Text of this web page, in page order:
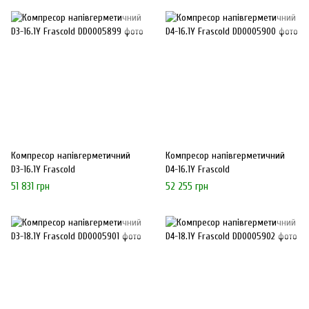
Компресор напівгерметичний
D3-16.1Y Frascold
51 831 грн
Компресор напівгерметичний
D4-16.1Y Frascold
52 255 грн